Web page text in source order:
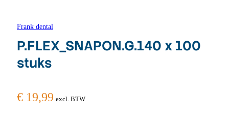
Frank dental
P.FLEX_SNAPON.G.140 x 100
stuks
€ 19,99 excl. BTW